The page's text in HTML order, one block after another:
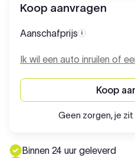
Koop aanvragen
Aanschafprijs Aanschafprijs
Ik wil een auto inruilen of
Koop
Geen zorgen, je
Binnen 24 uur geleverd